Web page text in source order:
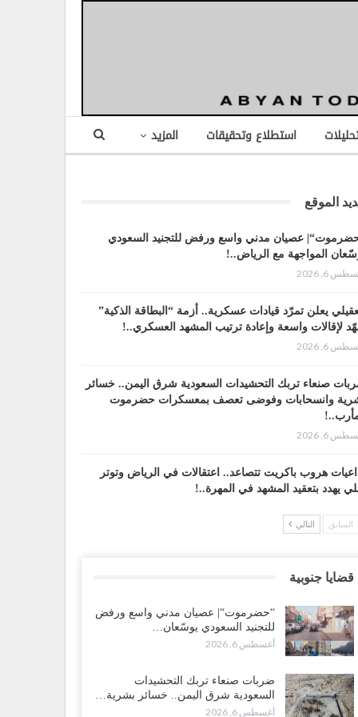
استطلاع وتحقيقات المزيد
الموقع
عصيان مدني واسع ورفض للتجنيد السعودي
المواجهة مع الرياض..!
6, 2026
يعلن تمرّد قيادات عسكرية.. أزمة “البطاقة الذكية”
لإقالات واسعة وإعادة ترتيب المشهد العسكري..!
6, 2026
صنعاء تربك التحشيدات السعودية شرق اليمن.. خسائر
وانسحابات وفوضى تعصف بمعسكرات حضرموت
6, 2026
هروب باكريت تتصاعد.. اعتقالات في الرياض وتوتر
يهدد بتعقيد المشهد في المهرة..!
6, 2026
الانتقالي يرفع التصعيد بالعصيان المدني.. ورسالة
للسعودية بشأن النفط..!
6, 2026
عرب جورنال: استقالة مدير مكتب العليمي.. هل
سلطة الرئاسي مرحلة التفكك المؤسسي..!
السابق التالي
قضايا جنوبية
“حضرموت“| عصيان مدني واسع ورفض
للتجنيد السعودي يوسّعان…
أغسطس 6, 2026
ضربات صنعاء تربك التحشيدات
السعودية شرق اليمن.. خسائر بشرية…
أغسطس 6, 2026